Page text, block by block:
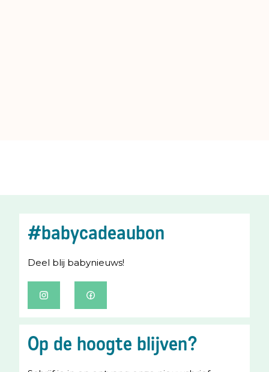
#babycadeaubon
Deel blij babynieuws!
I
n
t
F
a
e
Op de hoogte blijven?